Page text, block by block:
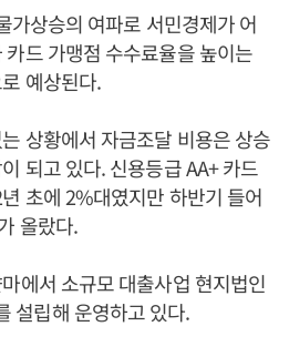
가상승의 여파로 서민경제가 어
드 가맹점 수수료율을 높이는
예상된다.
상황에서 자금조달 비용은 상승
되고 있다. 신용등급 AA+ 카드
초에 2%대였지만 하반기 들어
올랐다.
에서 소규모 대출사업 현지법인
설립해 운영하고 있다.